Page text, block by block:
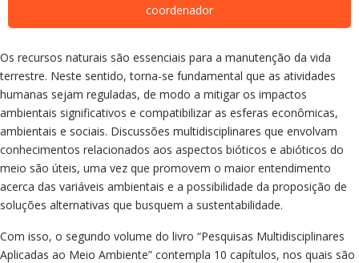
coordenador
Os recursos naturais são essenciais para a manutenção da vida
terrestre. Neste sentido, torna-se fundamental que as atividades
humanas sejam reguladas, de modo a mitigar os impactos
ambientais significativos e compatibilizar as esferas econômicas,
ambientais e sociais. Discussões multidisciplinares que envolvam
conhecimentos relacionados aos aspectos bióticos e abióticos do
meio são úteis, uma vez que promovem o maior entendimento
acerca das variáveis ambientais e a possibilidade da proposição de
soluções alternativas que busquem a sustentabilidade.
Com isso, o segundo volume do livro “Pesquisas Multidisciplinares
Aplicadas ao Meio Ambiente” contempla 10 capítulos, nos quais são